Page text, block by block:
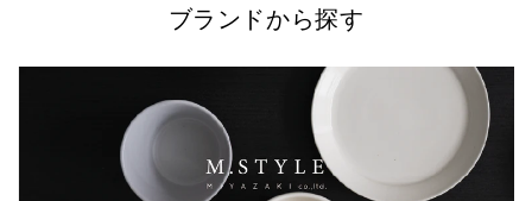
ブランドから探す